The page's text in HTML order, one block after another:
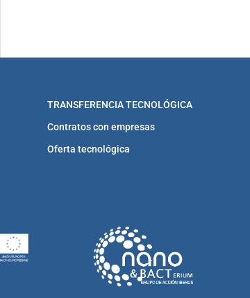
TRANSFERENCIA TECNOLÓGICA
Contratos con empresas
Oferta tecnológica